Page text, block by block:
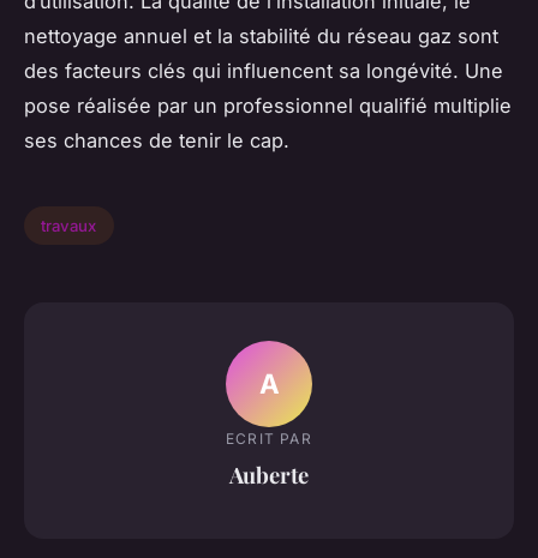
nettoyage annuel et la stabilité du réseau gaz sont
des facteurs clés qui influencent sa longévité. Une
pose réalisée par un professionnel qualifié multiplie
ses chances de tenir le cap.
travaux
A
ECRIT PAR
Auberte